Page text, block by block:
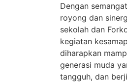
Dengan
royong dan
sekolah dan
kegiatan
diharapkan
generasi muda
tangguh, dan